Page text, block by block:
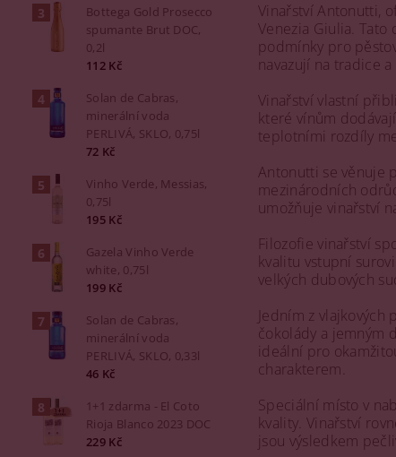
Bottega Gold Prosecco
spumante Brut DOC,
0,2l
112 Kč
Solan de Cabras,
minerální voda
PERLIVÁ, SKLO, 0,75l
72 Kč
Vinho Verde, Messias,
0,75l
195 Kč
Gazela Vinho Verde
white, 0,75l
199 Kč
Solan de Cabras,
minerální voda
PERLIVÁ, SKLO, 0,33l
46 Kč
1+1 zdarma - El Coto
Rioja Blanco 2023 DOC
229 Kč
Vinařství Antonutti,
Venezia Giulia.
podmínky pro
navazují na tradice
Vinařství vlastní
které vínům
teplotními rozdíly
Antonutti se věnuje
mezinárodních
umožňuje vinařství
Filozofie vinařství
kvalitu vstupní
velkých dubových
Jedním z
čokolády a jemným
ideální pro
charakterem.
Speciální místo v
kvality. Vinařství
jsou výsledkem